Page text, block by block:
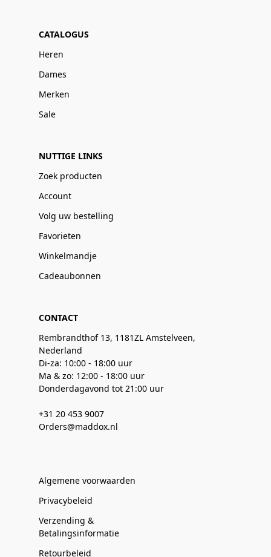
CATALOGUS
Heren
Dames
Merken
Sale
NUTTIGE LINKS
Zoek producten
Account
Volg uw bestelling
Favorieten
Winkelmandje
Cadeaubonnen
CONTACT
Rembrandthof 13, 1181ZL Amstelveen,
Nederland
Di-za: 10:00 - 18:00 uur
Ma & zo: 12:00 - 18:00 uur
Donderdagavond tot 21:00 uur
+31 20 453 9007
Orders@maddox.nl
Algemene voorwaarden
Privacybeleid
Verzending &
Betalingsinformatie
Retourbeleid